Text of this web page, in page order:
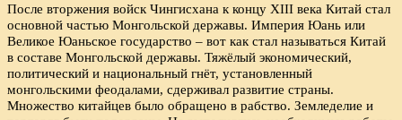
После вторжения войск Чингисхана к концу XIII века Китай стал
основной частью Монгольской державы. Империя Юань или
Великое Юаньское государство – вот как стал называться Китай
в составе Монгольской державы. Тяжёлый экономический,
политический и национальный гнёт, установленный
монгольскими феодалами, сдерживал развитие страны.
Множество китайцев было обращено в рабство. Земледелие и